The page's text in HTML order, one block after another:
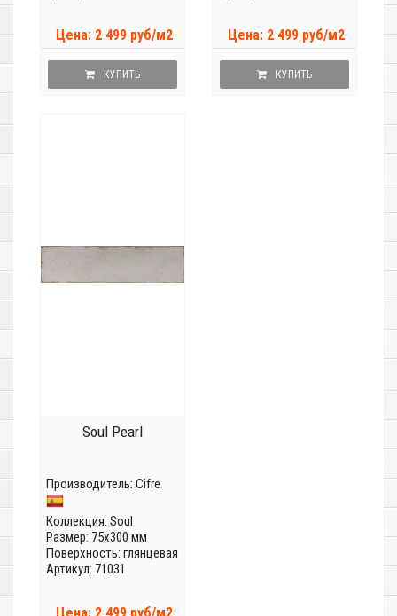
Цена: 2 499 руб/м2
КУПИТЬ
Цена: 2 499 руб/м2
КУПИТЬ
Soul Pearl
Производитель: Cifre
Коллекция: Soul
Размер: 75x300 мм
Поверхность: глянцевая
Артикул: 71031
Цена: 2 499 руб/м2